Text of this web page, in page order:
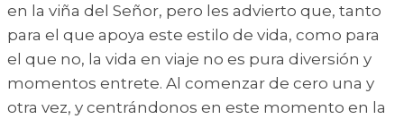
en la viña del Señor, pero les advierto que, tanto
para el que apoya este estilo de vida, como para
el que no, la vida en viaje no es pura diversión y
momentos entrete. Al comenzar de cero una y
otra vez, y centrándonos en este momento en la